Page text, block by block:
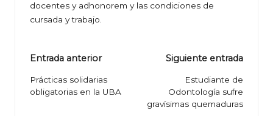
docentes y adhonorem y las condiciones de
cursada y trabajo.
Navegación
de
entradas
Entrada anterior
Prácticas solidarias
obligatorias en la UBA
Siguiente entrada
Estudiante de
Odontología sufre
gravísimas quemaduras